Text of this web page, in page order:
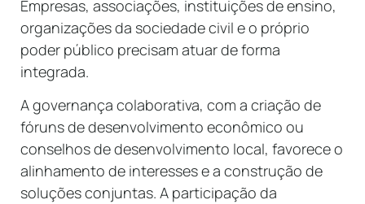
Empresas, associações, instituições de ensino,
organizações da sociedade civil e o próprio
poder público precisam atuar de forma
integrada.
A governança colaborativa, com a criação de
fóruns de desenvolvimento econômico ou
conselhos de desenvolvimento local, favorece o
alinhamento de interesses e a construção de
soluções conjuntas. A participação da